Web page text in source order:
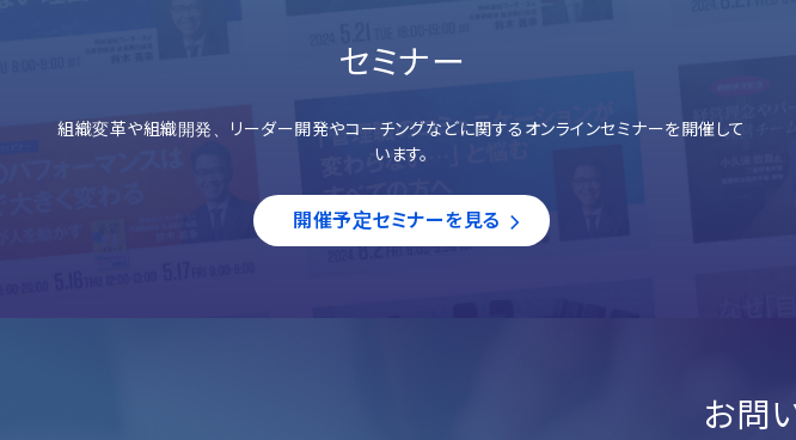
セミナー
組織変革や組織開発、リーダー開発やコーチングなどに関するオンラインセミナーを開催して
います。
開催予定セミナーを見る
お問